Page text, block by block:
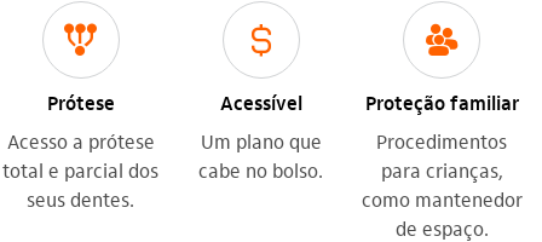
icon-itaufonts_todos_pelo_cliente
Prótese
Acesso a prótese
total e parcial dos
seus dentes.
icon-itaufonts_cifrao
Acessível
Um plano que
cabe no bolso.
icon-itaufonts_lideranca
Proteção familiar
Procedimentos
para crianças,
como mantenedor
de espaço.